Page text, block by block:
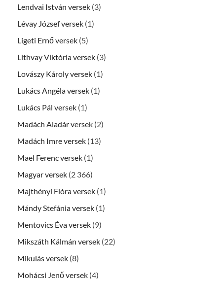
Lendvai István versek (3)
Lévay József versek (1)
Ligeti Ernő versek (5)
Lithvay Viktória versek (3)
Lovászy Károly versek (1)
Lukács Angéla versek (1)
Lukács Pál versek (1)
Madách Aladár versek (2)
Madách Imre versek (13)
Mael Ferenc versek (1)
Magyar versek (2 366)
Majthényi Flóra versek (1)
Mándy Stefánia versek (1)
Mentovics Éva versek (9)
Mikszáth Kálmán versek (22)
Mikulás versek (8)
Mohácsi Jenő versek (4)